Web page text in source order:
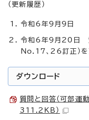
（更新履歴）
令和6年9月9日
令和6年9月20日 質
No.17、26訂正）
ダウンロード
質問と回答（可部運
311.2KB）